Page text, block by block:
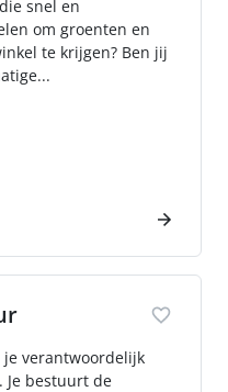
snel en
om groenten en
te krijgen? Ben jij
verantwoordelijk
Je bestuurt de